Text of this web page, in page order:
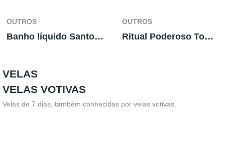
OUTROS
Banho líquido Santo Aleixo
OUTROS
Ritual Poderoso Tomba Lobos
VELAS
VELAS VOTIVAS
Velas de 7 dias, também conhecidas por velas votivas.